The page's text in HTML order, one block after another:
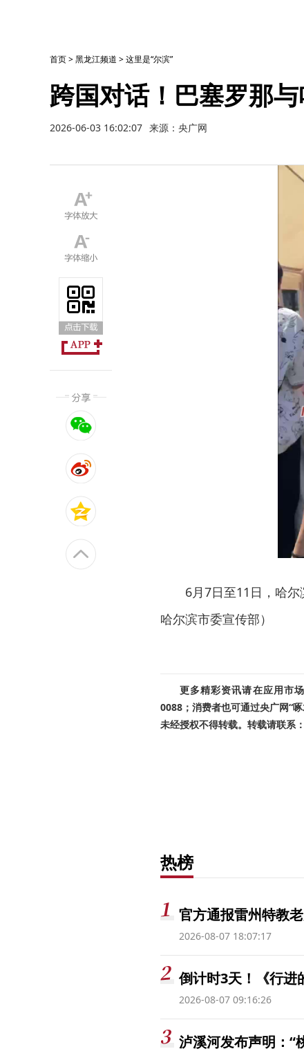
首页>黑龙江频道 >这里是“尔滨”
跨国对话！巴塞罗那
2026-06-03 16:02:07 来源：央广网
6月7日至11日，哈
哈尔滨市委宣传部）
更多精彩资讯请在应用市
0088；消费者也可通过央广网“
未经授权不得转载。转载请联系
热榜
官方通报雷州特教
2026-08-07 18:07:17
倒计时3天！《行进
2026-08-07 09:16:26
泸溪河发布声明：“